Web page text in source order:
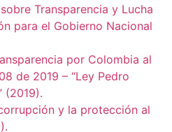
Transparencia y Lucha
para el Gobierno Nacional
por Colombia al
de 2019 – “Ley Pedro
(2019).
y la protección al